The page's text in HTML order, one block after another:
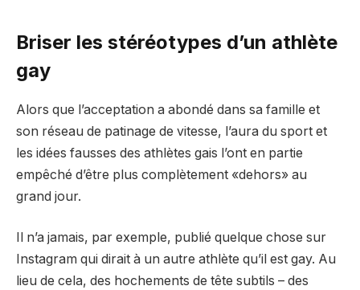
Briser les stéréotypes d’un athlète
gay
Alors que l’acceptation a abondé dans sa famille et
son réseau de patinage de vitesse, l’aura du sport et
les idées fausses des athlètes gais l’ont en partie
empêché d’être plus complètement «dehors» au
grand jour.
Il n’a jamais, par exemple, publié quelque chose sur
Instagram qui dirait à un autre athlète qu’il est gay. Au
lieu de cela, des hochements de tête subtils – des